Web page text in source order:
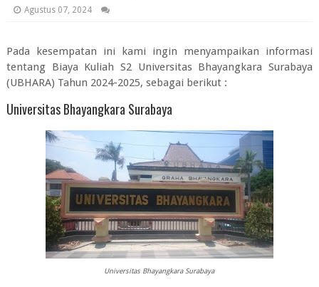
Agustus 07, 2024
Pada kesempatan ini kami ingin menyampaikan informasi
tentang Biaya Kuliah S2 Universitas Bhayangkara Surabaya
(UBHARA) Tahun 2024-2025, sebagai berikut :
Universitas Bhayangkara Surabaya
Universitas Bhayangkara Surabaya